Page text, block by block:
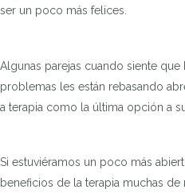
ser un poco más felices.
Algunas parejas cuando siente
problemas les están rebasando
a terapia como la última opción a
Si estuviéramos un poco más
beneficios de la terapia muchas de